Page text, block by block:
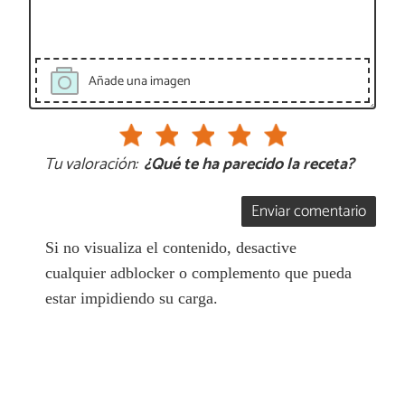
Añade una imagen
Tu valoración: ¿Qué te ha parecido la receta?
Enviar comentario
Si no visualiza el contenido, desactive
cualquier adblocker o complemento que pueda
estar impidiendo su carga.